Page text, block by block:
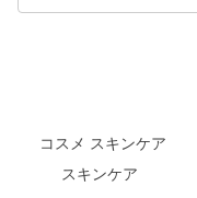
コスメ スキンケア
スキンケア